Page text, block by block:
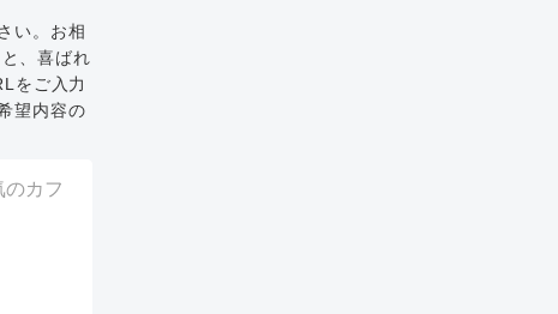
い。お相
、喜ばれ
をご入力
望内容の